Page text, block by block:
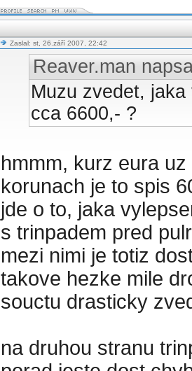
Zaslal: st, 26.září 2007, 22:42
Reaver.man
Muzu zvedet,
cca 6600,- ?
hmmm, kurz eura
korunach je to spis
jde o to, jaka
s trinpadem pred
mezi nimi je totiz
takove hezke mile
souctu drasticky
na druhou stranu